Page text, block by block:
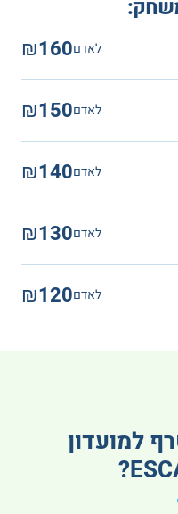
לאדם₪160
לאדם₪150
לאדם₪140
לאדם₪130
לאדם₪120
למועדון